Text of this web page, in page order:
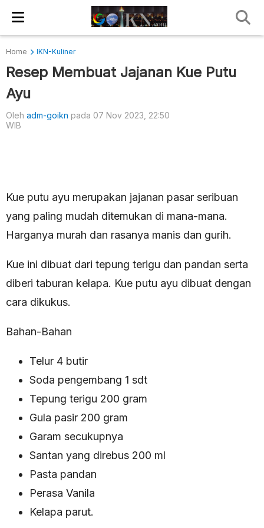
Home IKN-Kuliner
Resep Membuat Jajanan Kue Putu
Ayu
Oleh adm-goikn pada 07 Nov 2023, 22:50
WIB
Kue putu ayu merupakan jajanan pasar seribuan
yang paling mudah ditemukan di mana-mana.
Harganya murah dan rasanya manis dan gurih.
Kue ini dibuat dari tepung terigu dan pandan serta
diberi taburan kelapa. Kue putu ayu dibuat dengan
cara dikukus.
Bahan-Bahan
Telur 4 butir
Soda pengembang 1 sdt
Tepung terigu 200 gram
Gula pasir 200 gram
Garam secukupnya
Santan yang direbus 200 ml
Pasta pandan
Perasa Vanila
Kelapa parut.